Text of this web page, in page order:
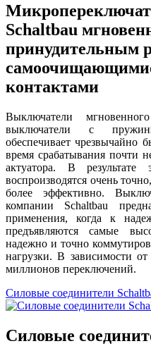
Sсhaltbau
принудительным
контактами
Выключатели
выключатели с
обеспечивает чрезвычайно
время срабатывания почти
актуатора. В результате
воспроизводятся очень
более эффективно.
компании Schaltbau
применения, когда к
предъявляются самые
надежно и точно
нагрузки. В зависимости
миллионов переключений.
Силовые соединители
Силовые